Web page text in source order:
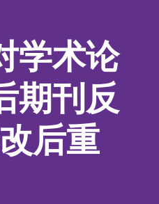
学术论
期刊反
后重